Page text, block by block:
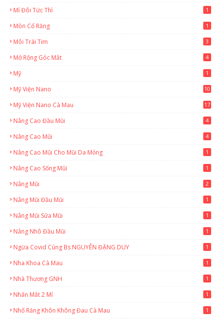
Mí Đôi Tức Thì 1
Mòn Cổ Răng 1
Môi Trái Tim 3
Mở Rộng Góc Mắt 4
Mỹ 1
Mỹ Viện Nano 10
Mỹ Viện Nano Cà Mau
17
Nâng Cao Đầu Mũi 4
Nâng Cao Mũi 4
Nâng Cao Mũi Cho Mũi Da Mỏng 1
Nâng Cao Sống Mũi 1
Nâng Mũi 2
Nâng Mũi Đầu Mũi 1
Nâng Mũi Sửa Mũi 1
Nâng Nhô Đầu Mũi 1
Ngừa Covid Cùng Bs NGUYỄN ĐẶNG DUY 1
Nha Khoa Cà Mau 1
Nhà Thương GNH 1
Nhấn Mắt 2 Mí 1
Nhổ Răng Khôn Không Đau Cà Mau 1